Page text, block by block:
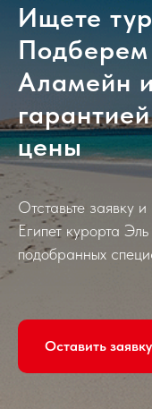
Ищете
Подберем
Аламейн
цены
Отставьте заявку
Египет курорта
подобранных
Оставить заявку